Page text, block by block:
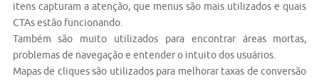
itens capturam a atenção, que menus são mais utilizados e quais
CTAs estão funcionando.
Também são muito utilizados para encontrar áreas mortas,
problemas de navegação e entender o intuito dos usuários.
Mapas de cliques são utilizados para melhorar taxas de conversão